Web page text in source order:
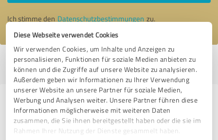
Diese Webseite verwendet Cookies
Wir verwenden Cookies, um Inhalte und Anzeigen zu
personalisieren, Funktionen für soziale Medien anbieten zu
können und die Zugriffe auf unsere Website zu analysieren.
Außerdem geben wir Informationen zu Ihrer Verwendung
unserer Website an unsere Partner für soziale Medien,
Werbung und Analysen weiter. Unsere Partner führen diese
Informationen möglicherweise mit weiteren Daten
zusammen, die Sie ihnen bereitgestellt haben oder die sie im
Rahmen Ihrer Nutzung der Dienste gesammelt haben.
Ich stimme den Datenschutzbestimmungen zu.
Profil aktiv seit 29.09.2014 |Letzte Aktualisierung: 24.06.2026|Profil
melden
Erfahrungen zu weiteren
Anbietern aus dem Bereich
Marketing